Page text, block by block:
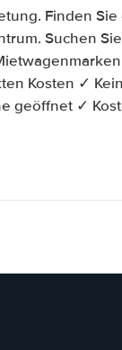
Finden
Suchen
Kosten ✓
geöffnet ✓